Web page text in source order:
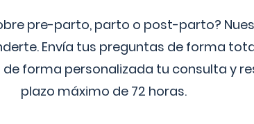
pre-parto, parto o post-parto?
Envía tus preguntas de forma
forma personalizada tu consulta y
plazo máximo de 72 horas.